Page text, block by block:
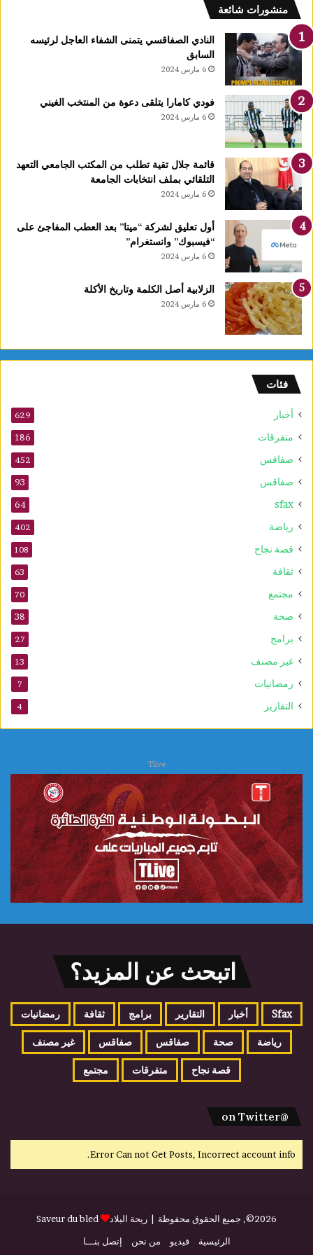
منشورات شائعة
النادي الصفاقسي يتمنى الشفاء العاجل لرئيسه
السابق
6 مارس 2024
فودي كامارا يتلقى دعوة من المنتخب الغيني
6 مارس 2024
قائمة جلال تقية تطلب من المكتب الجامعي التعهد
التلقائي بملف انتخابات الجامعة
6 مارس 2024
أول تعليق لشركة “ميتا” بعد العطب المفاجئ على
“فيسبوك” وانستغرام”
6 مارس 2024
الزلابية أصل الكلمة وتاريخ الأكلة
6 مارس 2024
فئات
أخبار 629
متفرقات 186
صفاقس 452
صفاقس 93
sfax
64
رياضة 402
قصة نجاح 108
ثقافة 63
مجتمع 70
صحة 38
برامج 27
غير مصنف 13
رمضانيات 7
التقارير 4
Tlive
اتبحث عن المزيد؟
Sfax أخبار التقارير برامج ثقافة رمضانيات
رياضة صحة صفاقس صفاقس غير مصنف
قصة نجاح متفرقات مجتمع
@on Twitter
Error Can not Get Posts, Incorrect account info.
2026©, جميع الحقوق محفوظة | ريحة البلاد
Saveur du bled
الرئيسية
فيديو من نحن إتصل بنـــا